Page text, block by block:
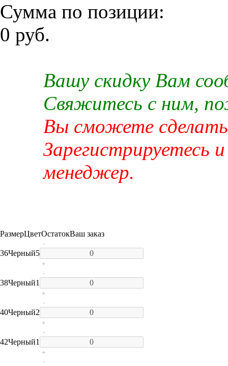
Сумма по позиции:
0 руб.
Вашу скидку Вам
Свяжитесь с ним,
Вы сможете сделать
Зарегистрируетесь
менеджер.
РазмерЦветОстатокВаш заказ
36Черный5
-
+
38Черный1
-
+
40Черный2
-
+
42Черный1
-
+
-